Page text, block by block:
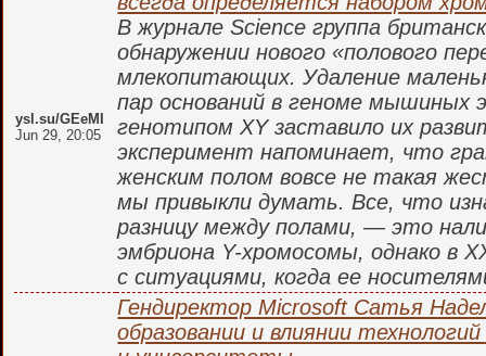
ysl.su/GEeMI
Jun 29, 20:05
В журнале Science группа
обнаружении нового «полового
млекопитающих. Удаление
пар оснований в геноме мышиных
генотипом XY заставило их
эксперимент напоминает, что
женским полом вовсе не такая
мы привыкли думать. Все, что
разницу между полами, — это
эмбриона Y-хромосомы, однако в
с ситуациями, когда ее
Гендиректор Microsoft Сатья
образовании и влиянии